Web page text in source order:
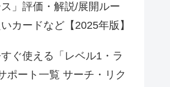
」評価・解説/展開ルー
カードなど【2025年版】
すぐ使える「レベル1・ラ
ポート一覧 サーチ・リク